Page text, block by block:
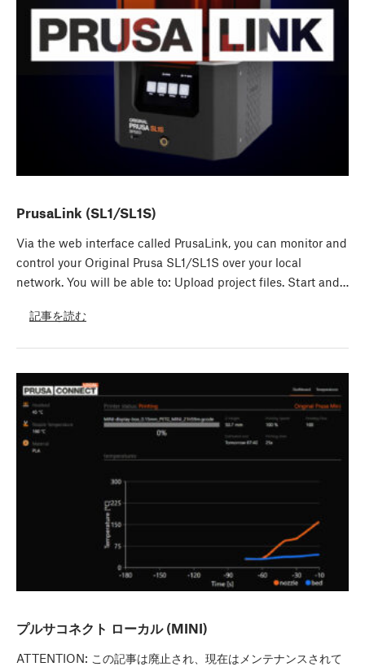
PrusaLink (SL1/SL1S)
Via the web interface called PrusaLink, you can monitor and
control your Original Prusa SL1/SL1S over your local
network. You will be able to: Upload project files. Start and…
記事を読む
プルサコネクト ローカル (MINI)
ATTENTION: この記事は廃止され、現在はメンテナンスされて